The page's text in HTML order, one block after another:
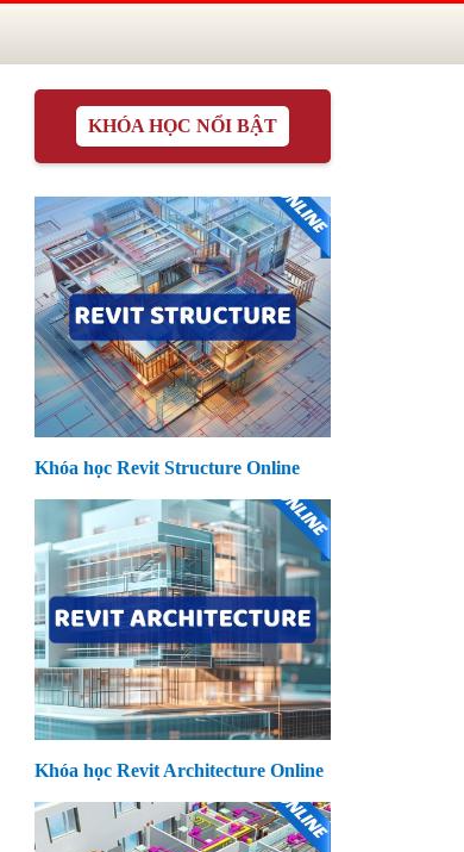
KHÓA HỌC NỔI BẬT
Khóa học Revit Structure Online
Khóa học Revit Architecture Online